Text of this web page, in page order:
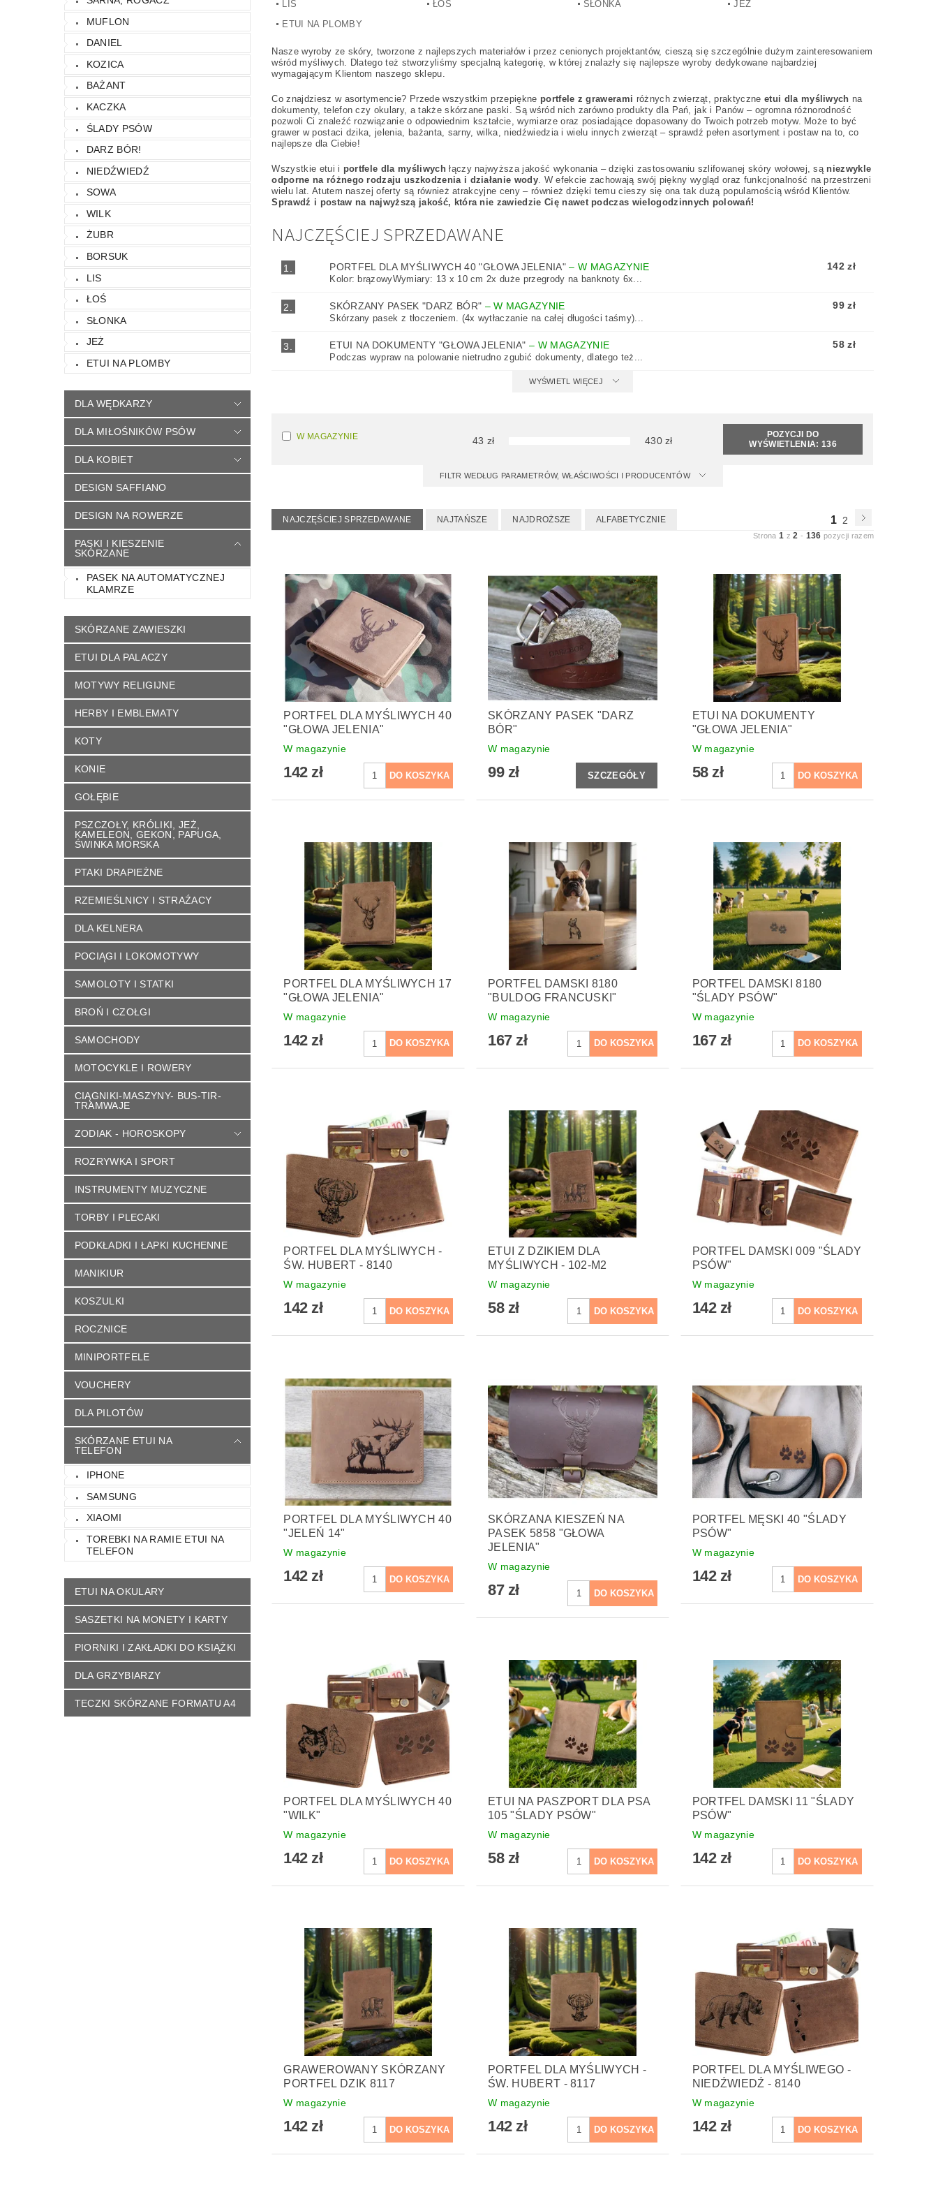
KONTAKT NAPISZ DO NAS
MUFLON
DANIEL
KOZICA
BAŻANT
KACZKA
ŚLADY PSÓW
DARZ BÓR!
NIEDŹWIEDŹ
SOWA
WILK
ŻUBR
BORSUK
LIS
ŁOŚ
SŁONKA
JEŻ
ETUI NA PLOMBY
DLA WĘDKARZY
DLA MIŁOŚNIKÓW PSÓW
DLA KOBIET
DESIGN SAFFIANO
DESIGN NA ROWERZE
PASKI I KIESZENIE
SKÓRZANE
PASEK NA AUTOMATYCZNEJ
KLAMRZE
SKÓRZANE ZAWIESZKI
ETUI DLA PALACZY
MOTYWY RELIGIJNE
HERBY I EMBLEMATY
KOTY
KONIE
GOŁĘBIE
PSZCZOŁY, KRÓLIKI, JEŻ,
KAMELEON, GEKON, PAPUGA,
ŚWINKA MORSKA
PTAKI DRAPIEŻNE
RZEMIEŚLNICY I STRAŹACY
DLA KELNERA
POCIĄGI I LOKOMOTYWY
SAMOLOTY I STATKI
BROŃ I CZOŁGI
SAMOCHODY
MOTOCYKLE I ROWERY
CIĄGNIKI-MASZYNY- BUS-TIR-
TRAMWAJE
ZODIAK - HOROSKOPY
ROZRYWKA I SPORT
INSTRUMENTY MUZYCZNE
TORBY I PLECAKI
PODKŁADKI I ŁAPKI KUCHENNE
MANIKIUR
KOSZULKI
ROCZNICE
MINIPORTFELE
VOUCHERY
DLA PILOTÓW
SKÓRZANE ETUI NA
TELEFON
IPHONE
SAMSUNG
XIAOMI
TOREBKI NA RAMIE ETUI NA
TELEFON
ETUI NA OKULARY
SASZETKI NA MONETY I KARTY
PIORNIKI I ZAKŁADKI DO KSIĄŻKI
DLA GRZYBIARZY
TECZKI SKÓRZANE FORMATU A4
LIS
ŁOŚ SŁONKA
JEŻ
ETUI NA PLOMBY
Nasze wyroby ze skóry, tworzone z najlepszych materiałów i przez cenionych projektantów, cieszą się szczególnie dużym zainteresowaniem
wśród myśliwych. Dlatego też stworzyliśmy specjalną kategorię, w której znalazły się najlepsze wyroby dedykowane najbardziej
wymagającym Klientom naszego sklepu.
Co znajdziesz w asortymencie? Przede wszystkim przepiękne portfele z grawerami różnych zwierząt, praktyczne etui dla myśliwych na
dokumenty, telefon czy okulary, a także skórzane paski. Są wśród nich zarówno produkty dla Pań, jak i Panów – ogromna różnorodność
pozwoli Ci znaleźć rozwiązanie o odpowiednim kształcie, wymiarze oraz posiadające dopasowany do Twoich potrzeb motyw. Może to być
grawer w postaci dzika, jelenia, bażanta, sarny, wilka, niedźwiedzia i wielu innych zwierząt – sprawdź pełen asortyment i postaw na to, co
najlepsze dla Ciebie!
Wszystkie etui i portfele dla myśliwychłączy najwyższa jakość wykonania – dzięki zastosowaniu szlifowanej skóry wołowej, są niezwykle
odporne na różnego rodzaju uszkodzenia i działanie wody. W efekcie zachowają swój piękny wygląd oraz funkcjonalność na przestrzeni
wielu lat. Atutem naszej oferty są również atrakcyjne ceny – również dzięki temu cieszy się ona tak dużą popularnością wśród Klientów.
Sprawdź i postaw na najwyższą jakość, która nie zawiedzie Cię nawet podczas wielogodzinnych polowań!
NAJCZĘŚCIEJ SPRZEDAWANE
1. PORTFEL DLA MYŚLIWYCH 40 "GŁOWA JELENIA"– W MAGAZYNIE
Kolor: brązowyWymiary: 13 x 10 cm 2x duże przegrody na banknoty 6x...
142 zł
2. SKÓRZANY PASEK "DARZ BÓR" –W MAGAZYNIE
Skórzany pasek z tłoczeniem. (4x wytłaczanie na całej długości taśmy)...
99 zł
3. ETUI NA DOKUMENTY "GŁOWA JELENIA"– W MAGAZYNIE
Podczas wypraw na polowanie nietrudno zgubić dokumenty, dlatego też...
58 zł
WYŚWIETL WIĘCEJ
W MAGAZYNIE 43 zł 430zł
POZYCJI DO
WYŚWIETLENIA: 136
FILTR WEDŁUG PARAMETRÓW, WŁAŚCIWOŚCI I PRODUCENTÓW
NAJCZĘŚCIEJ SPRZEDAWANE NAJTAŃSZE NAJDROŻSZE ALFABETYCZNIE 1 2
Strona1 z2 - 136 pozycji razem
PORTFEL DLA MYŚLIWYCH 40
"GŁOWA JELENIA"
W magazynie
142 zł
SKÓRZANY PASEK "DARZ
BÓR"
W magazynie
99 zł SZCZEGÓŁY
ETUI NA DOKUMENTY
"GŁOWA JELENIA"
W magazynie
58 zł
PORTFEL DLA MYŚLIWYCH 17
"GŁOWA JELENIA"
W magazynie
142 zł
PORTFEL DAMSKI 8180
"BULDOG FRANCUSKI"
W magazynie
167 zł
PORTFEL DAMSKI 8180
"ŚLADY PSÓW"
W magazynie
167 zł
PORTFEL DLA MYŚLIWYCH -
ŚW. HUBERT - 8140
W magazynie
142 zł
ETUI Z DZIKIEM DLA
MYŚLIWYCH - 102-M2
W magazynie
58 zł
PORTFEL DAMSKI 009 "ŚLADY
PSÓW"
W magazynie
142 zł
PORTFEL DLA MYŚLIWYCH 40
"JELEŃ 14"
W magazynie
142 zł
SKÓRZANA KIESZEŃ NA
PASEK 5858 "GŁOWA
JELENIA"
W magazynie
87 zł
PORTFEL MĘSKI 40 "ŚLADY
PSÓW"
W magazynie
142 zł
PORTFEL DLA MYŚLIWYCH 40
"WILK"
W magazynie
142 zł
ETUI NA PASZPORT DLA PSA
105 "ŚLADY PSÓW"
W magazynie
58 zł
PORTFEL DAMSKI 11 "ŚLADY
PSÓW"
W magazynie
142 zł
GRAWEROWANY SKÓRZANY
PORTFEL DZIK 8117
W magazynie
142 zł
PORTFEL DLA MYŚLIWYCH -
ŚW. HUBERT - 8117
W magazynie
142 zł
PORTFEL DLA MYŚLIWEGO -
NIEDŹWIEDŹ - 8140
W magazynie
142 zł